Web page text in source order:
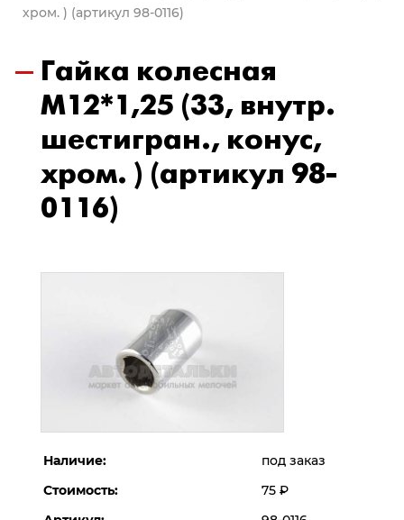
хром. ) (артикул 98-0116)
Гайка колесная
М12*1,25 (33, внутр.
шестигран., конус,
хром. ) (артикул 98-
0116)
Наличие:
под заказ
Стоимость:
75 Р